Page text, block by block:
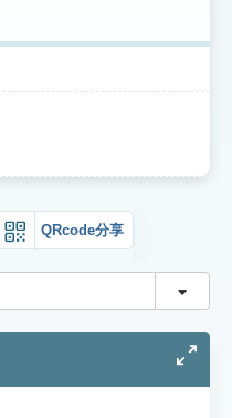
QRcode分享
切換